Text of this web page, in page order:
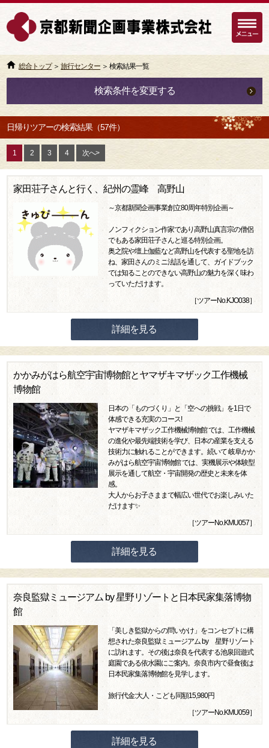
総合トップ＞旅行センター ＞ 検索結果一覧
検索条件を変更する
日帰りツアーの検索結果（57件）
1 2 3 4 次へ>
家田荘子さんと行く、紀州の霊峰 高野山
～京都新聞企画事業創立80周年特別企画～
ノンフィクション作家であり高野山真言宗の僧侶
でもある家田荘子さんと巡る特別企画。
奥之院や壇上伽藍など高野山を代表する聖地を訪
ね、家田さんのミニ法話を通して、ガイドブック
では知ることのできない高野山の魅力を深く味わ
っていただけます。
［ツアーNo.KJO038］
詳細を見る
かかみがはら航空宇宙博物館とヤマザキマザック工作機械
博物館
日本の「ものづくり」と「空への挑戦」を1日で
体感できる充実のコース!
ヤマザキマザック工作機械博物館 では、工作機械
の進化や最先端技術を学び、日本の産業を支える
技術力に触れることができます。続いて 岐阜かか
みがはら航空宇宙博物館 では、実機展示や体験型
展示を通して航空・宇宙開発の歴史と未来を体
感。
大人からお子さままで幅広い世代でお楽しみいた
だけます✨
［ツアーNo.KMU057］
詳細を見る
奈良監獄ミュージアム by 星野リゾートと日本民家集落博物
館
「美しき監獄からの問いかけ」をコンセプトに構
想された奈良監獄ミュージアム by 星野リゾート
に訪れます。その後は奈良を代表する池泉回遊式
庭園である依水園にご案内。奈良市内で昼食後は
日本民家集落博物館を見学します。
旅行代金:大人・こども同額15,980円
［ツアーNo.KMU059］
詳細を見る